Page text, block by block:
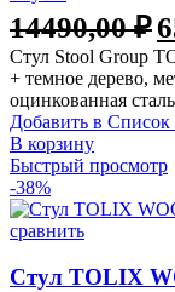
14490,00₽
Стул Stool Group
+ темное дерево,
оцинкованная
Добавить в
В корзину
Быстрый просмотр
-38%
сравнить
Стул TOLIX